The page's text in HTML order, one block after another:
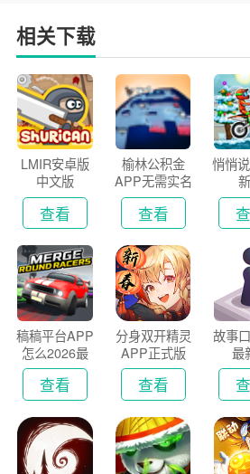
相关下载
LMIR安卓版
中文版
查看
榆林公积金
APP无需实名
认证版
查看
悄悄
稿稿平台APP
怎么2026最
新版
查看
分身双开精灵
APP正式版
查看
故事
最